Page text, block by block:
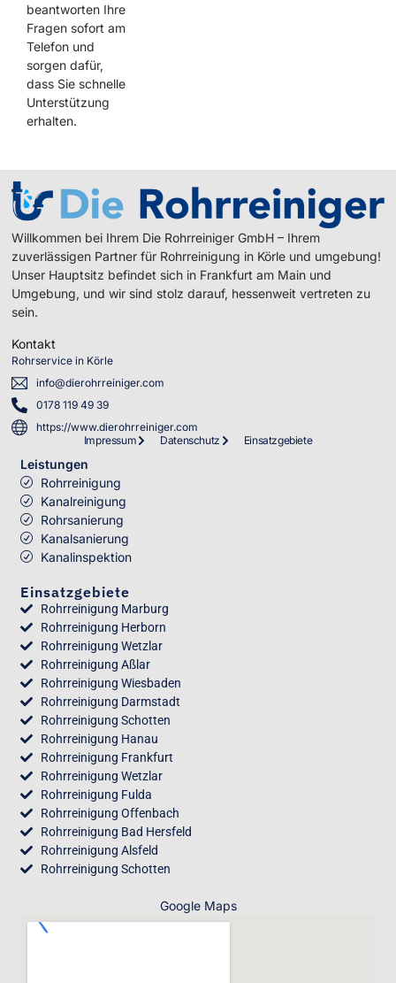
beantworten Ihre
Fragen sofort am
Telefon und
sorgen dafür,
dass Sie schnelle
Unterstützung
erhalten.
Willkommen bei Ihrem Die Rohrreiniger GmbH – Ihrem
zuverlässigen Partner für Rohrreinigung in Körle und umgebung!
Unser Hauptsitz befindet sich in Frankfurt am Main und
Umgebung, und wir sind stolz darauf, hessenweit vertreten zu
sein.
Kontakt
Rohrservice in Körle
info@dierohrreiniger.com
0178 119 49 39
https://www.dierohrreiniger.com
Impressum
Datenschutz Einsatzgebiete
Leistungen
Rohrreinigung
Kanalreinigung
Rohrsanierung
Kanalsanierung
Kanalinspektion
Einsatzgebiete
Rohrreinigung Marburg
Rohrreinigung Herborn
Rohrreinigung Wetzlar
Rohrreinigung Aßlar
Rohrreinigung Wiesbaden
Rohrreinigung Darmstadt
Rohrreinigung Schotten
Rohrreinigung Hanau
Rohrreinigung Frankfurt
Rohrreinigung Wetzlar
Rohrreinigung Fulda
Rohrreinigung Offenbach
Rohrreinigung Bad Hersfeld
Rohrreinigung Alsfeld
Rohrreinigung Schotten
Google Maps